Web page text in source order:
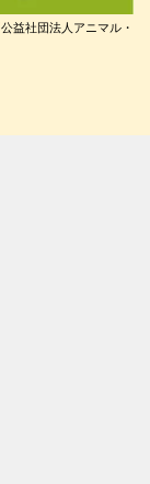
益社団法人アニマル・